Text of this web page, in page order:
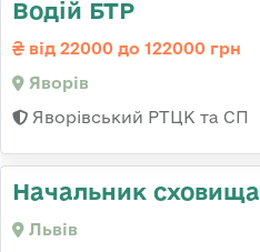
Водій БТР
від 22000 до 122000 грн
Яворів
Яворівський РТЦК та СП
Начальник сховища
Львів